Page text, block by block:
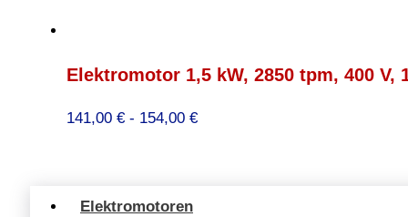
Elektromotoren
Elektromotor 1,5 kW, 2850 tpm, 400 V,
141,00 € - 154,00 €Prijsklasse: